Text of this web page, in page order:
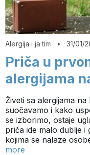
Alergija i ja tim •31/01/
Priča u
alergijama
Živeti sa alergijama
suočavamo i kako
se izborimo, ostaje
priča ide malo dublje i
kojima se nalaze
more